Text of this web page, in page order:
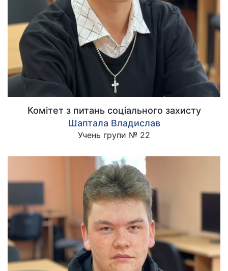
Комітет з питань соціального захисту
Шаптала Владислав
Учень групи № 22